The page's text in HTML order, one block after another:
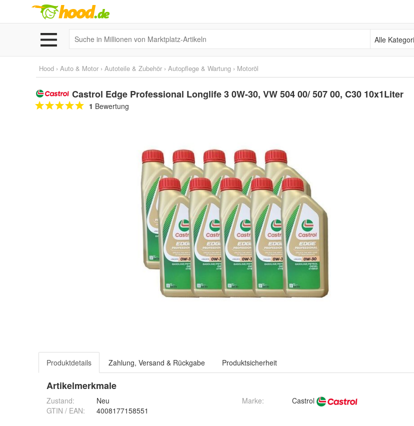
Alle Kategorien
Hood › Auto & Motor › Autoteile & Zubehör › Autopflege & Wartung › Motoröl
Castrol Edge Professional Longlife 3 0W-30, VW 504 00/ 507 00, C30 10x1Liter
1 Bewertung
Produktdetails Zahlung, Versand & Rückgabe Produktsicherheit
Artikelmerkmale
Zustand:
Neu
GTIN / EAN:
4008177158551
Marke: Castrol